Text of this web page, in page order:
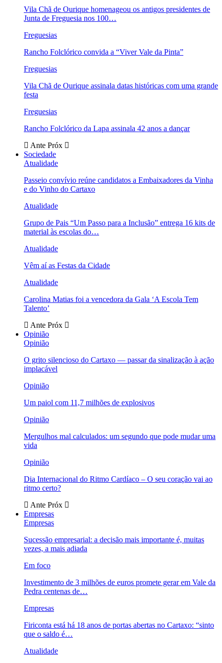
Vila Chã de Ourique homenageou os antigos presidentes de
Junta de Freguesia nos 100…
Freguesias
Rancho Folclórico convida a “Viver Vale da Pinta”
Freguesias
Vila Chã de Ourique assinala datas históricas com uma grande
festa
Freguesias
Rancho Folclórico da Lapa assinala 42 anos a dançar
Ante Próx
Sociedade
Atualidade
Passeio convívio reúne candidatos a Embaixadores da Vinha
e do Vinho do Cartaxo
Atualidade
Grupo de Pais “Um Passo para a Inclusão” entrega 16 kits de
material às escolas do…
Atualidade
Vêm aí as Festas da Cidade
Atualidade
Carolina Matias foi a vencedora da Gala ‘A Escola Tem
Talento’
Ante Próx
Opinião
Opinião
O grito silencioso do Cartaxo — passar da sinalização à ação
implacável
Opinião
Um paiol com 11,7 milhões de explosivos
Opinião
Mergulhos mal calculados: um segundo que pode mudar uma
vida
Opinião
Dia Internacional do Ritmo Cardíaco – O seu coração vai ao
ritmo certo?
Ante Próx
Empresas
Empresas
Sucessão empresarial: a decisão mais importante é, muitas
vezes, a mais adiada
Em foco
Investimento de 3 milhões de euros promete gerar em Vale da
Pedra centenas de…
Empresas
Firiconta está há 18 anos de portas abertas no Cartaxo: “sinto
que o saldo é…
Atualidade